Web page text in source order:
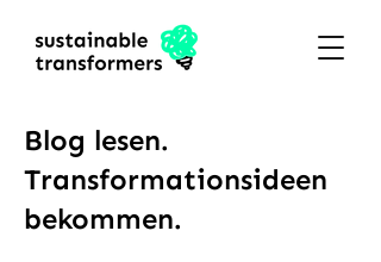
Blog lesen.
Transformationsideen
bekommen.